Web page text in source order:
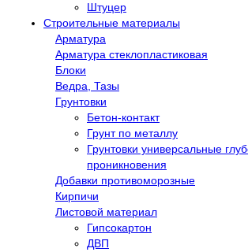
Штуцер
Строительные материалы
Арматура
Арматура стеклопластиковая
Блоки
Ведра, Тазы
Грунтовки
Бетон-контакт
Грунт по металлу
Грунтовки универсальные
проникновения
Добавки противоморозные
Кирпичи
Листовой материал
Гипсокартон
ДВП